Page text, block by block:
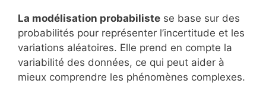
La modélisation probabiliste se base sur des
probabilités pour représenter l’incertitude et les
variations aléatoires. Elle prend en compte la
variabilité des données, ce qui peut aider à
mieux comprendre les phénomènes complexes.